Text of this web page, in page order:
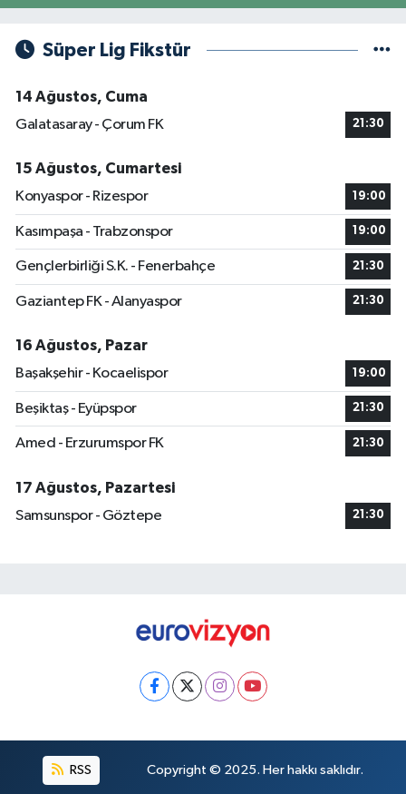
Süper Lig Fikstür
14 Ağustos, Cuma
Galatasaray - Çorum FK
21:30
15 Ağustos, Cumartesi
Konyaspor - Rizespor
19:00
Kasımpaşa - Trabzonspor 19:00
Gençlerbirliği S.K. - Fenerbahçe 21:30
Gaziantep FK - Alanyaspor 21:30
16 Ağustos, Pazar
Başakşehir - Kocaelispor
19:00
Beşiktaş - Eyüpspor 21:30
Amed - Erzurumspor FK 21:30
17 Ağustos, Pazartesi
Samsunspor - Göztepe
21:30
RSS Copyright © 2025. Her hakkı saklıdır.